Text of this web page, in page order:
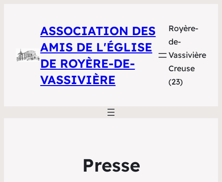
ASSOCIATION DES
AMIS DE L'ÉGLISE
DE ROYÈRE-DE-
VASSIVIÈRE
Royère-
de-
Vassivière
Creuse
(23)
Presse